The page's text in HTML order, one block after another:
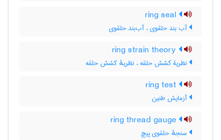
آب بند حلقوی ، آب‌بند حلقوی
نظریۀ کشش حلقه ، نظریهٔ کشش حلقه
آزمایش طنین
سنجهٔ حلقوی پیچ